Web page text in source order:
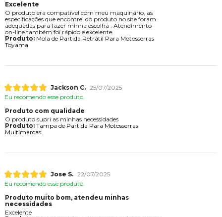
Excelente
O produto era compatível com meu maquinário, as
especificações que encontrei do produto no site foram
adequadas para fazer minha escolha . Atendimento
on-line também foi rápido e excelente.
Produto:Mola de Partida Retrátil Para Motosserras
Toyama
Jackson C. 25/07/2025
Eu recomendo esse produto.
Produto com qualidade
O produto supri as minhas necessidades
Produto:Tampa de Partida Para Motosserras
Multimarcas
Jose S. 22/07/2025
Eu recomendo esse produto.
Produto muito bom, atendeu minhas
necessidades
Excelente